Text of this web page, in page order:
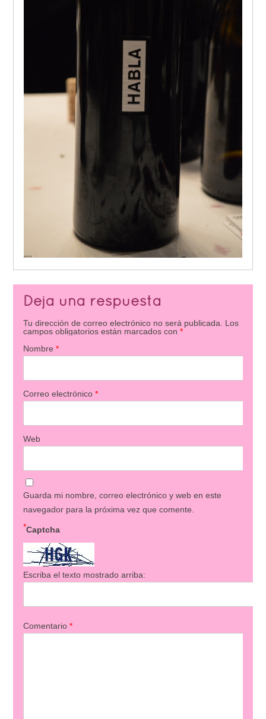
Deja una respuesta
Tu dirección de correo electrónico no será publicada.
Los
campos obligatorios están marcados con *
Nombre *
Correo electrónico *
Web
Guarda mi nombre, correo electrónico y web en este
navegador para la próxima vez que comente.
Captcha
*
Escriba el texto mostrado arriba:
Comentario *